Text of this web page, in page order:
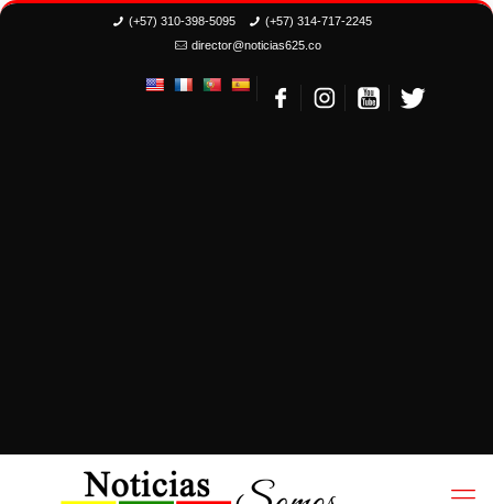
(+57) 310-398-5095
(+57) 314-717-2245
director@noticias625.co